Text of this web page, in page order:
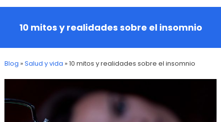
10 mitos y realidades sobre el insomnio
Blog »Salud y vida »10 mitos y realidades sobre el insomnio